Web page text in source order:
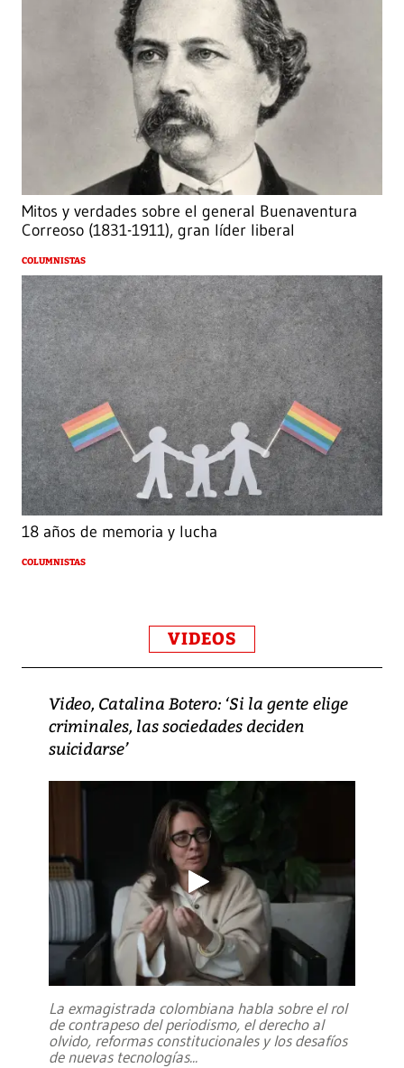
Mitos y verdades sobre el general Buenaventura
Correoso (1831-1911), gran líder liberal
COLUMNISTAS
18 años de memoria y lucha
COLUMNISTAS
VIDEOS
Video, Catalina Botero: ‘Si la gente elige
criminales, las sociedades deciden
suicidarse’
La exmagistrada colombiana habla sobre el rol
de contrapeso del periodismo, el derecho al
olvido, reformas constitucionales y los desafíos
de nuevas tecnologías...